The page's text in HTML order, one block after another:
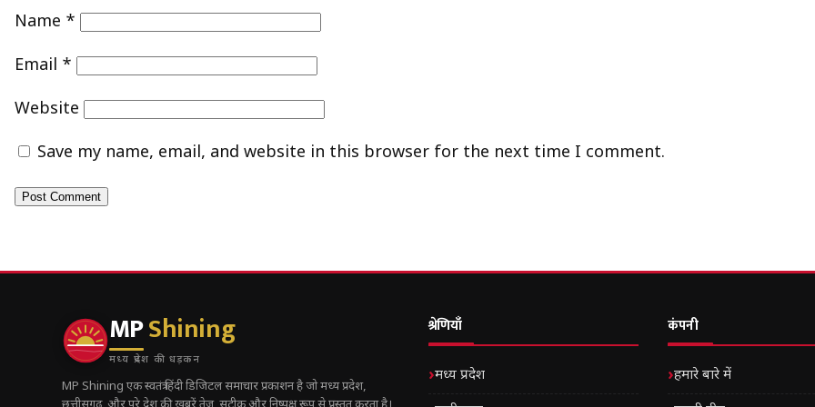
Name *
Email *
Website
Save my name, email, and website in this browser for the next time I comment.
MPShining
मध्य प्रदेश की धड़कन
MP Shining एक स्वतंत्र हिंदी डिजिटल समाचार प्रकाशन है जो मध्य प्रदेश,
श्रेणियाँ
मध्य प्रदेश
कंपनी
हमारे बारे में